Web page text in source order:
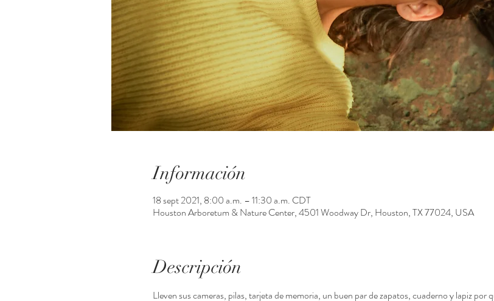
Información
18 sept 2021, 8:00 a.m. – 11:30 a.m. CDT
Houston Arboretum & Nature Center, 4501 Woodway Dr, Houston, TX 77024, USA
Descripción
Lleven sus cameras, pilas, tarjeta de memoria, un buen par de zapatos, cuaderno y lapiz